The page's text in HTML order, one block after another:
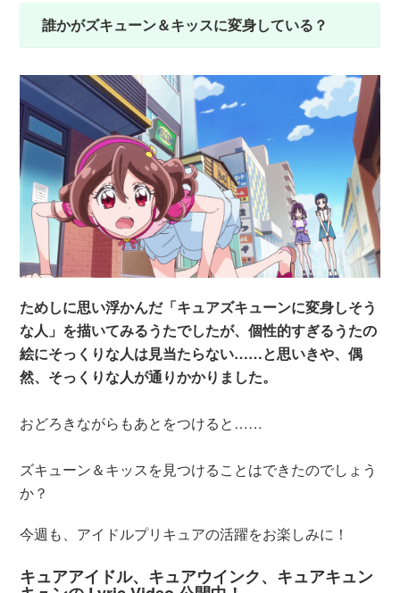
誰かがズキューン＆キッスに変身している？
ためしに思い浮かんだ「キュアズキューンに変身しそう
な人」を描いてみるうたでしたが、個性的すぎるうたの
絵にそっくりな人は見当たらない……と思いきや、偶
然、そっくりな人が通りかかりました。
おどろきながらもあとをつけると……
ズキューン＆キッスを見つけることはできたのでしょう
か？
今週も、アイドルプリキュアの活躍をお楽しみに！
キュアアイドル、キュアウインク、キュアキュン